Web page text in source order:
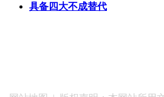
具备四大不成替代